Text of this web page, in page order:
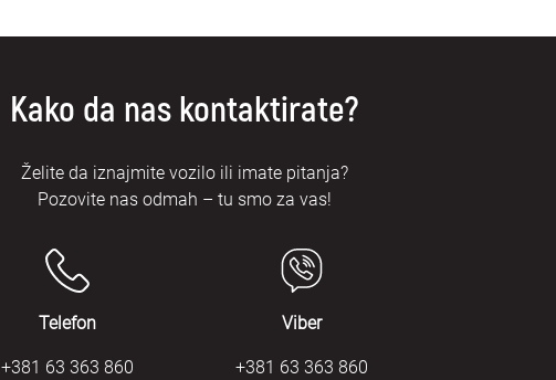
Kako da nas kontaktirate?
Želite da iznajmite vozilo ili imate pitanja?
Pozovite nas odmah – tu smo za vas!
Telefon
+381 63 363 860
Viber
+381 63 363 860